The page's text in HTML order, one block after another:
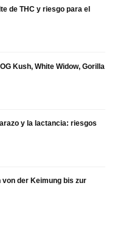
de THC y riesgo para el
Kush, White Widow, Gorilla
y la lactancia: riesgos
der Keimung bis zur